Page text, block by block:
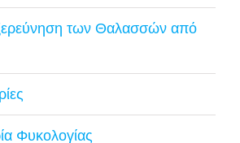
των Θαλασσών από
Φυκολογίας